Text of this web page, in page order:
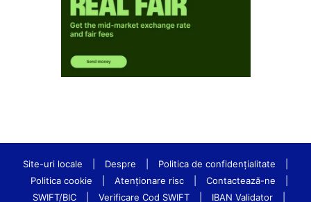
Site-uri locale Despre Politica de confidenţialitate
Politica cookie
Atenționare risc Contactează-ne
SWIFT/BIC
Verificare Cod SWIFT IBAN Validator